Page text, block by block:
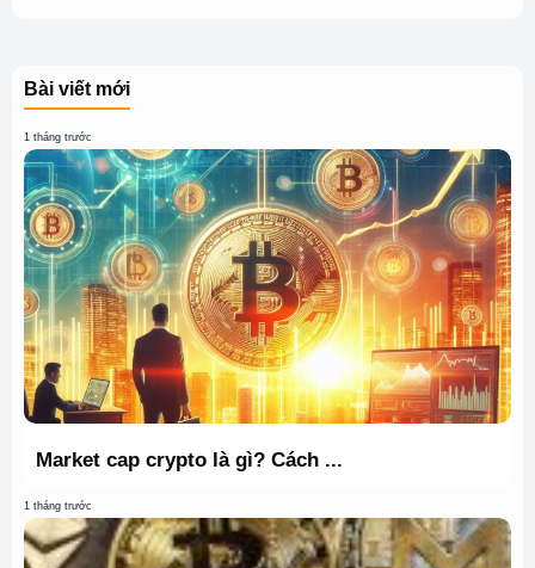
Bài viết mới
1 tháng trước
Market cap crypto là gì? Cách ...
1 tháng trước